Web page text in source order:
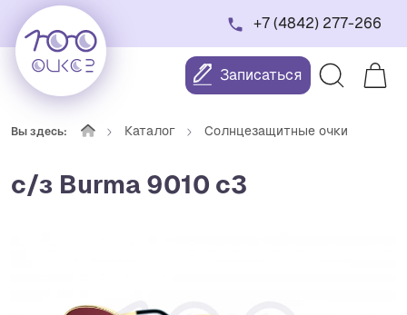
+7 (4842) 277-266
Записаться
Вы здесь: Каталог Солнцезащитные очки
с/з Burma 9010 c3